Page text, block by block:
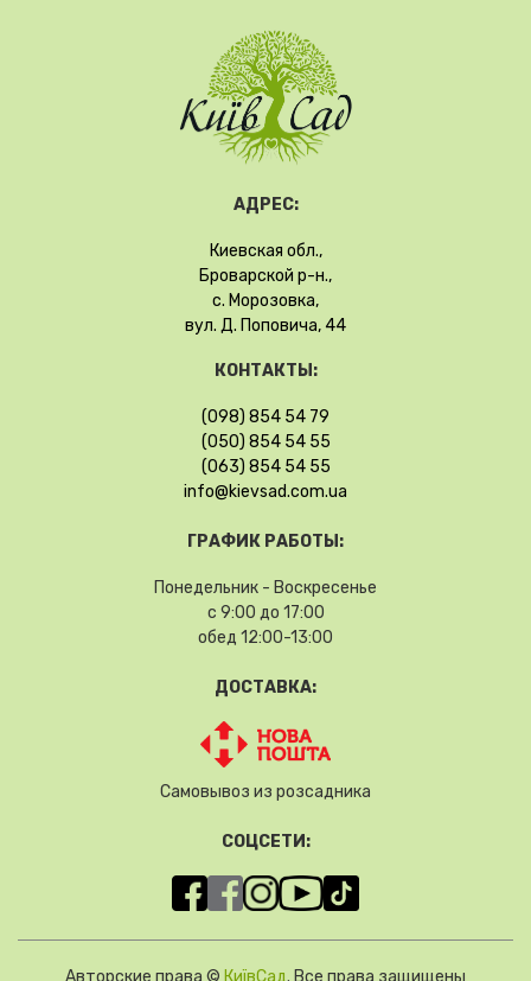
АДРЕС:
Киевская обл.,
Броварской р-н.,
с. Морозовка,
вул. Д. Поповича, 44
КОНТАКТЫ:
(098) 854 54 79
(050) 854 54 55
(063) 854 54 55
info@kievsad.com.ua
ГРАФИК РАБОТЫ:
Понедельник - Воскресенье
с 9:00 до 17:00
обед 12:00-13:00
ДОСТАВКА:
Самовывоз из розсадника
СОЦСЕТИ: